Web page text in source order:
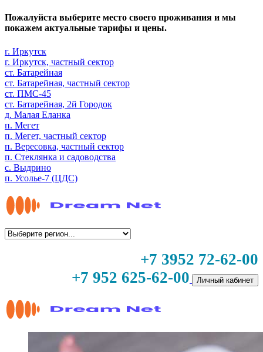
Пожалуйста выберите место своего проживания и мы
покажем актуальные тарифы и цены.
г. Иркутск
г. Иркутск, частный сектор
ст. Батарейная
ст. Батарейная, частный сектор
ст. ПМС-45
ст. Батарейная, 2й Городок
д. Малая Еланка
п. Мегет
п. Мегет, частный сектор
п. Вересовка, частный сектор
п. Стеклянка и садоводства
с. Выдрино
п. Усолье-7 (ЦДС)
+7 3952 72-62-00
+7 952 625-62-00
Личный кабинет